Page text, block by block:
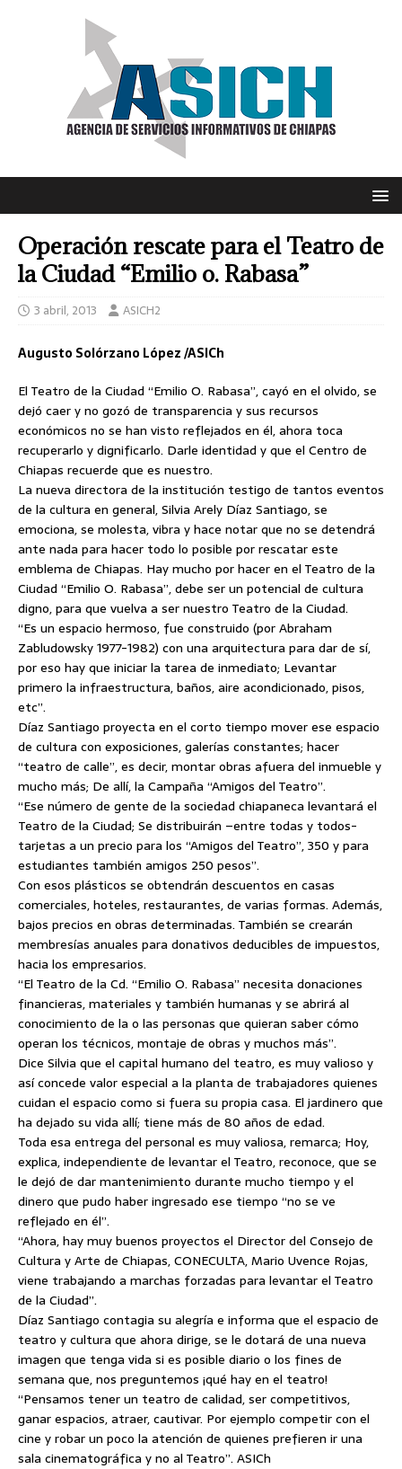
Operación rescate para el Teatro de
la Ciudad “Emilio o. Rabasa”
3 abril, 2013 ASICH2
Augusto Solórzano López /ASICh
El Teatro de la Ciudad “Emilio O. Rabasa”, cayó en el olvido, se
dejó caer y no gozó de transparencia y sus recursos
económicos no se han visto reflejados en él, ahora toca
recuperarlo y dignificarlo. Darle identidad y que el Centro de
Chiapas recuerde que es nuestro.
La nueva directora de la institución testigo de tantos eventos
de la cultura en general, Silvia Arely Díaz Santiago, se
emociona, se molesta, vibra y hace notar que no se detendrá
ante nada para hacer todo lo posible por rescatar este
emblema de Chiapas. Hay mucho por hacer en el Teatro de la
Ciudad “Emilio O. Rabasa”, debe ser un potencial de cultura
digno, para que vuelva a ser nuestro Teatro de la Ciudad.
“Es un espacio hermoso, fue construido (por Abraham
Zabludowsky 1977-1982) con una arquitectura para dar de sí,
por eso hay que iniciar la tarea de inmediato; Levantar
primero la infraestructura, baños, aire acondicionado, pisos,
etc”.
Díaz Santiago proyecta en el corto tiempo mover ese espacio
de cultura con exposiciones, galerías constantes; hacer
“teatro de calle”, es decir, montar obras afuera del inmueble y
mucho más; De allí, la Campaña “Amigos del Teatro”.
“Ese número de gente de la sociedad chiapaneca levantará el
Teatro de la Ciudad; Se distribuirán –entre todas y todos-
tarjetas a un precio para los “Amigos del Teatro”, 350 y para
estudiantes también amigos 250 pesos”.
Con esos plásticos se obtendrán descuentos en casas
comerciales, hoteles, restaurantes, de varias formas. Además,
bajos precios en obras determinadas. También se crearán
membresías anuales para donativos deducibles de impuestos,
hacia los empresarios.
“El Teatro de la Cd. “Emilio O. Rabasa” necesita donaciones
financieras, materiales y también humanas y se abrirá al
conocimiento de la o las personas que quieran saber cómo
operan los técnicos, montaje de obras y muchos más”.
Dice Silvia que el capital humano del teatro, es muy valioso y
así concede valor especial a la planta de trabajadores quienes
cuidan el espacio como si fuera su propia casa. El jardinero que
ha dejado su vida allí; tiene más de 80 años de edad.
Toda esa entrega del personal es muy valiosa, remarca; Hoy,
explica, independiente de levantar el Teatro, reconoce, que se
le dejó de dar mantenimiento durante mucho tiempo y el
dinero que pudo haber ingresado ese tiempo “no se ve
reflejado en él”.
“Ahora, hay muy buenos proyectos el Director del Consejo de
Cultura y Arte de Chiapas, CONECULTA, Mario Uvence Rojas,
viene trabajando a marchas forzadas para levantar el Teatro
de la Ciudad”.
Díaz Santiago contagia su alegría e informa que el espacio de
teatro y cultura que ahora dirige, se le dotará de una nueva
imagen que tenga vida si es posible diario o los fines de
semana que, nos preguntemos ¡qué hay en el teatro!
“Pensamos tener un teatro de calidad, ser competitivos,
ganar espacios, atraer, cautivar. Por ejemplo competir con el
cine y robar un poco la atención de quienes prefieren ir una
sala cinematográfica y no al Teatro”. ASICh